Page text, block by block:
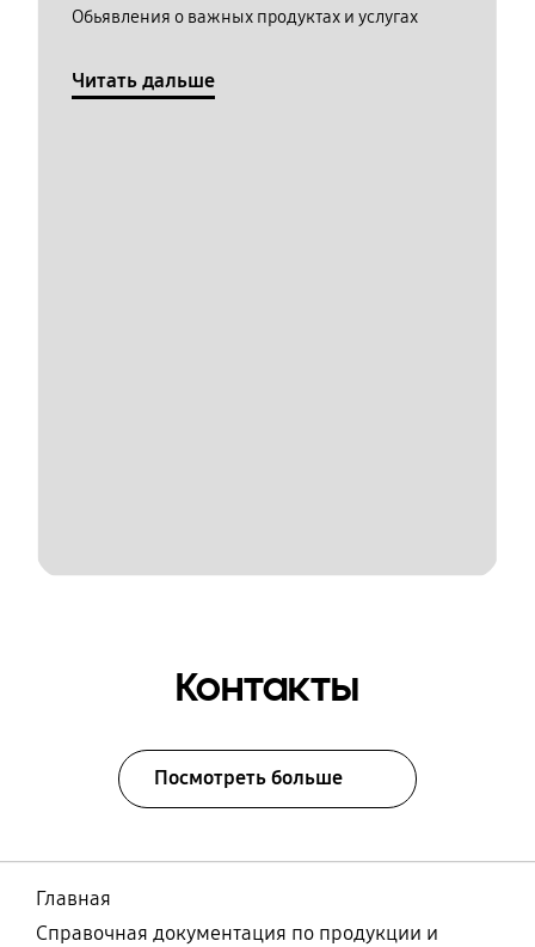
Обьявления о важных продуктах и услугах
Читать дальше
Контакты
Посмотреть больше
Главная
Справочная документация по продукции и